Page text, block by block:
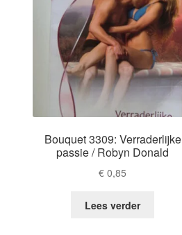
Bouquet 3309: Verraderlijke
passie / Robyn Donald
€ 0,85
Lees verder